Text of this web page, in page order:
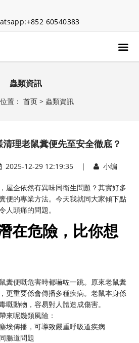
60540383
蟲類資訊
置： 首页> 蟲類資訊
理老鼠糞便先至安全徹底？
2025-12-29 12:19:35 | 小编
屋企依然有異味同衛生問題？其實好多
便的專業方法。今天我就同大家傾下點
人頭痛的問題。
在危險，比你想
糞便嘅危害時都嚇咗一跳。原來老鼠糞
更重要係會傳播多種疾病。老鼠本身係
嘅動物，容易對人體造成傷害。
來呢幾類風險：
埃傳播，可導致嚴重呼吸道疾病
腸道問題